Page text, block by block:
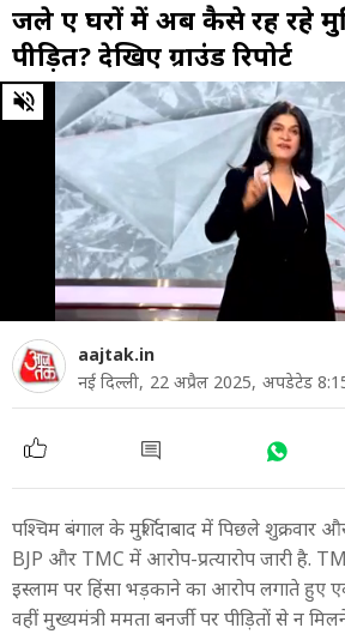
जले हुए घरों में अब कैसे रह रहे
पीड़ित? देखिए ग्राउंड रिपोर्ट
0
of
seconds
aajtak.in
नई दिल्ली, 22 अप्रैल 2025, अपडेटेड
पश्चिम बंगाल के मुर्शिदाबाद में पिछले शुक्रवार
BJP और TMC में आरोप-प्रत्यारोप जारी है.
इस्लाम पर हिंसा भड़काने का आरोप लगाते हुए
वहीं मुख्यमंत्री ममता बनर्जी पर पीड़ितों से न